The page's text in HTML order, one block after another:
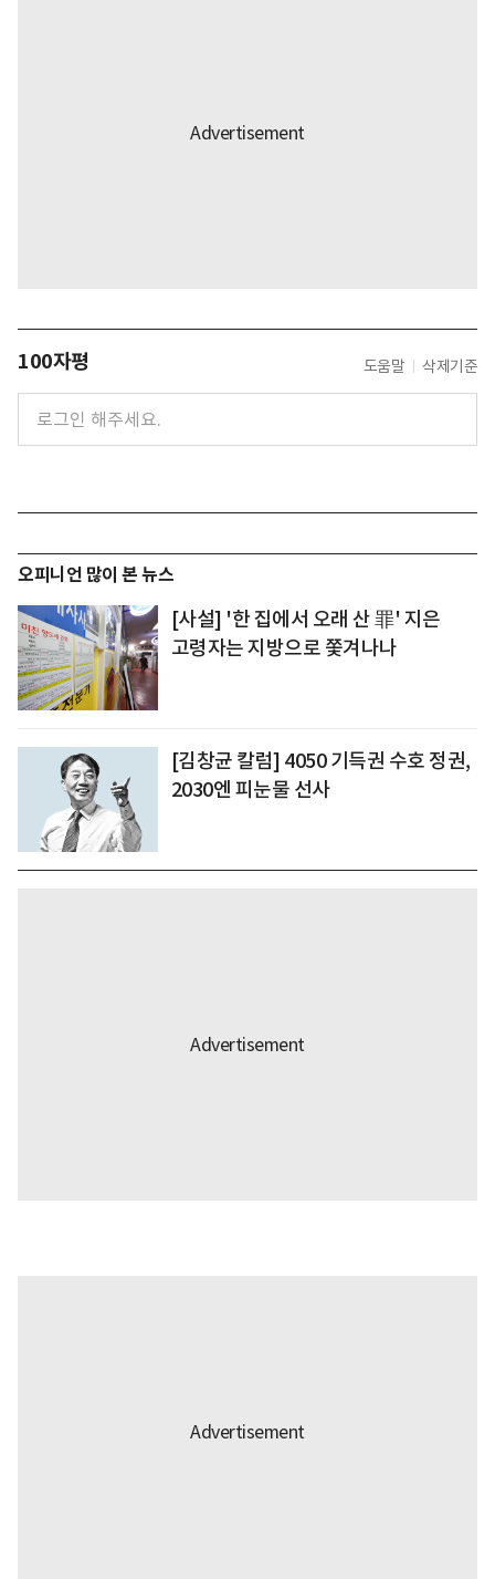
100자평 도움말 삭제기준
오피니언 많이 본 뉴스
[사설] '한 집에서 오래 산 罪' 지은
고령자는 지방으로 쫓겨나나
[김창균 칼럼] 4050 기득권 수호 정권,
2030엔 피눈물 선사